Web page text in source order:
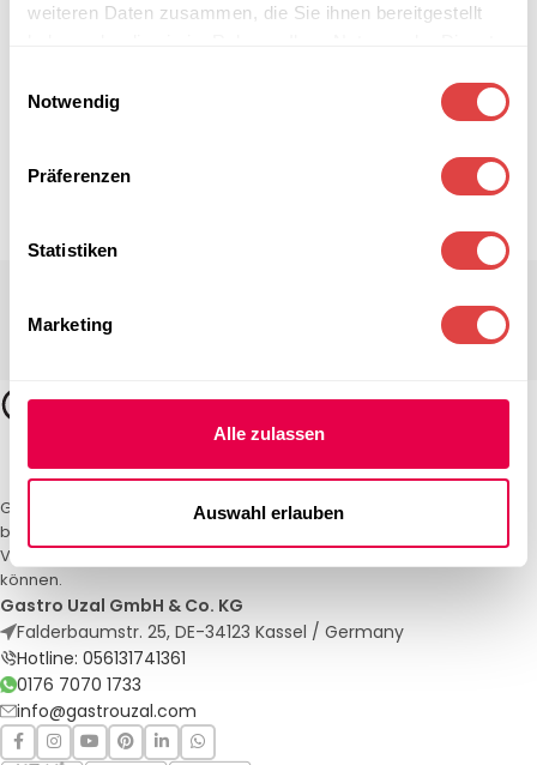
weiteren Daten zusammen, die Sie ihnen bereitgestellt
Notwendig
Präferenzen
Statistiken
Marketing
Alle zulassen
Auswahl erlauben
Gastro Uzal – Ihr Spezialist für Gastronomiemöbel und -textilien. Wir
bieten maßgeschneiderte Lösungen für Restaurants, Hotels und
Veranstaltungen. Qualität und Service, auf die Sie sich verlassen
können.
Gastro Uzal GmbH & Co. KG
Falderbaumstr. 25, DE-34123 Kassel / Germany
Hotline: 056131741361
0176 7070 1733
info@gastrouzal.com